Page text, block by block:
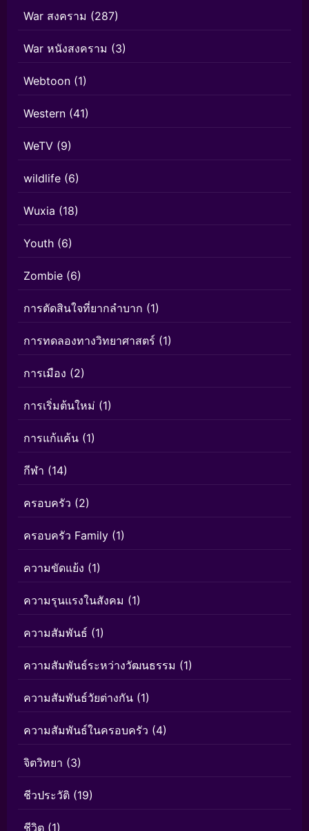
War สงคราม (287)
War หนังสงคราม (3)
Webtoon (1)
Western (41)
WeTV (9)
wildlife (6)
Wuxia (18)
Youth (6)
Zombie (6)
การตัดสินใจที่ยากลำบาก (1)
การทดลองทางวิทยาศาสตร์ (1)
การเมือง (2)
การเริ่มต้นใหม่ (1)
การแก้แค้น (1)
กีฬา (14)
ครอบครัว (2)
ครอบครัว Family (1)
ความขัดแย้ง (1)
ความรุนแรงในสังคม (1)
ความสัมพันธ์ (1)
ความสัมพันธ์ระหว่างวัฒนธรรม (1)
ความสัมพันธ์วัยต่างกัน (1)
ความสัมพันธ์ในครอบครัว (4)
จิตวิทยา (3)
ชีวประวัติ (19)
ชีวิต (1)